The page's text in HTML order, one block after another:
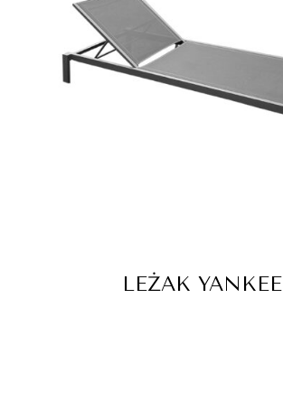
LEŻAK YANKEE